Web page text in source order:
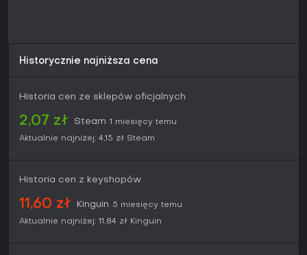
Historycznie najniższa cena
Historia cen ze sklepów oficjalnych
2,07 zł Steam 1 miesięcy temu
Aktualnie najniżej: 4,15 zł Steam
Historia cen z keyshopów
11,60 zł Kinguin 5 miesięcy temu
Aktualnie najniżej: 11,84 zł Kinguin